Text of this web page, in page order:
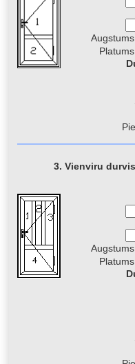
3. Vienviru